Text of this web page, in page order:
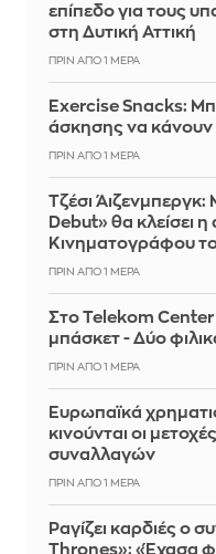
επίπεδο για τους
στη Δυτική Αττική
ΠΡΙΝ ΑΠΌ 1 ΜΈΡΑ
Exercise Snacks:
άσκησης να κάνουν
ΠΡΙΝ ΑΠΌ 1 ΜΈΡΑ
Τζέσι Άιζενμπεργκ:
Debut» θα κλείσει
Κινηματογράφου
ΠΡΙΝ ΑΠΌ 1 ΜΈΡΑ
Στο Telekom Center
μπάσκετ - Δύο
ΠΡΙΝ ΑΠΌ 1 ΜΈΡΑ
Ευρωπαϊκά
κινούνται οι
συναλλαγών
ΠΡΙΝ ΑΠΌ 1 ΜΈΡΑ
Ραγίζει καρδιές ο
Thrones»: «Έχασα